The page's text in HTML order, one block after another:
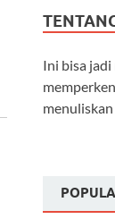
Ini bisa